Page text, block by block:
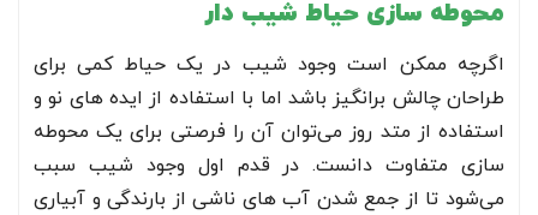
محوطه سازی حیاط شیب دار
اگرچه ممکن است وجود شیب در یک حیاط کمی برای
طراحان چالش برانگیز باشد اما با استفاده از ایده های نو و
استفاده از متد روز می‌توان آن را فرصتی برای یک محوطه
سازی متفاوت دانست. در قدم اول وجود شیب سبب
می‌شود تا از جمع شدن آب های ناشی از بارندگی و آبیاری